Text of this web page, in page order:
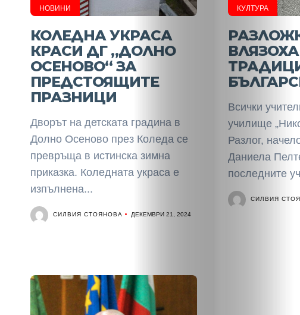
Разследване
Спорт
Скандали
Култура
Светско
Крими
Малки
НОВИНИ
КОЛЕДНА УКРАСА
КРАСИ ДГ „ДОЛНО
ОСЕНОВО“ ЗА
ПРЕДСТОЯЩИТЕ
ПРАЗНИЦИ
Дворът на детската градина в
Долно Осеново през Коледа се
превръща в истинска зимна
приказка. Коледната украса е
изпълнена...
СИЛВИЯ СТОЯНОВА ДЕКЕМВРИ 21, 2024
КУЛТУРА
Всички
училище
Разлог,
Даниела
последните
СИЛВИЯ